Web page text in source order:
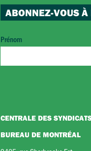
ABONNEZ-VOUS À
Prénom
CENTRALE DES
BUREAU DE MONTRÉAL